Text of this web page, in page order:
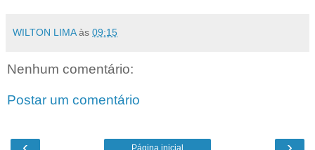
WILTON LIMA às 09:15
Nenhum comentário:
Postar um comentário
Página inicial